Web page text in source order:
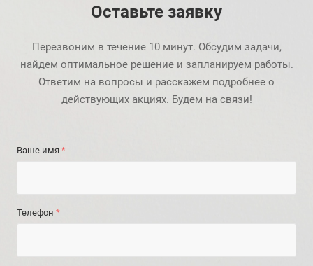
Оставьте заявку
Перезвоним в течение 10 минут. Обсудим задачи,
найдем оптимальное решение и запланируем работы.
Ответим на вопросы и расскажем подробнее о
действующих акциях. Будем на связи!
Ваше имя *
Телефон *